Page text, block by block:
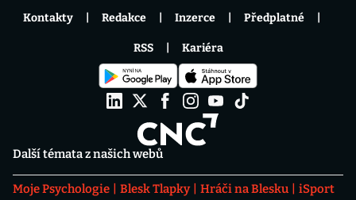
Další témata z našich webů
Moje Psychologie Blesk Tlapky Hráči na Blesku
iSport
Kontakty Redakce Inzerce Předplatné
RSS Kariéra